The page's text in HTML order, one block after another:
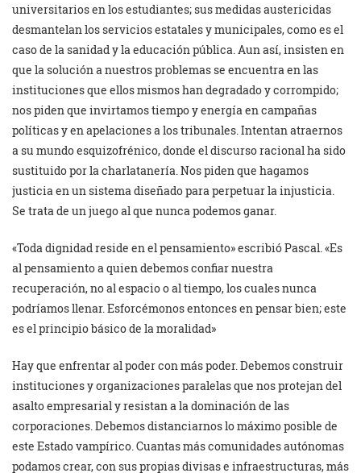
universitarios en los estudiantes; sus medidas austericidas
desmantelan los servicios estatales y municipales, como es el
caso de la sanidad y la educación pública. Aun así, insisten en
que la solución a nuestros problemas se encuentra en las
instituciones que ellos mismos han degradado y corrompido;
nos piden que invirtamos tiempo y energía en campañas
políticas y en apelaciones a los tribunales. Intentan atraernos
a su mundo esquizofrénico, donde el discurso racional ha sido
sustituido por la charlatanería. Nos piden que hagamos
justicia en un sistema diseñado para perpetuar la injusticia.
Se trata de un juego al que nunca podemos ganar.
«Toda dignidad reside en el pensamiento» escribió Pascal. «Es
al pensamiento a quien debemos confiar nuestra
recuperación, no al espacio o al tiempo, los cuales nunca
podríamos llenar. Esforcémonos entonces en pensar bien; este
es el principio básico de la moralidad»
Hay que enfrentar al poder con más poder. Debemos construir
instituciones y organizaciones paralelas que nos protejan del
asalto empresarial y resistan a la dominación de las
corporaciones. Debemos distanciarnos lo máximo posible de
este Estado vampírico. Cuantas más comunidades autónomas
podamos crear, con sus propias divisas e infraestructuras, más